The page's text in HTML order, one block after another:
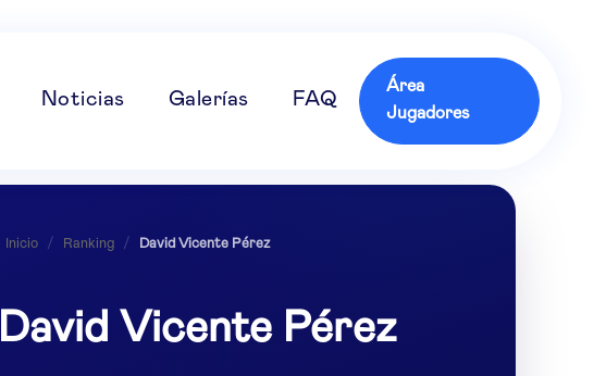
Noticias Galerías FAQ
Área
Jugadores
Inicio / Ranking / David Vicente Pérez
David Vicente Pérez